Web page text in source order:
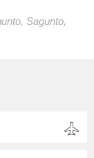
Sagunto,